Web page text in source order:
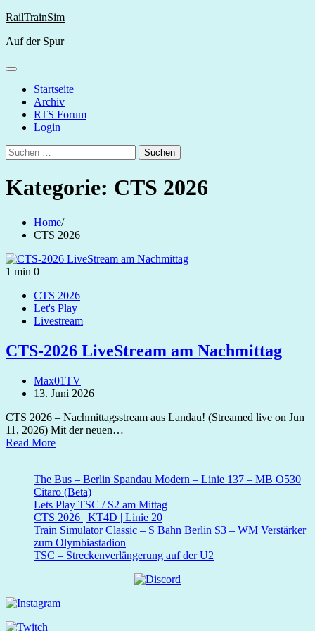
Skip
content
RailTrainSim
Auf der Spur
Startseite
Archiv
RTS Forum
Login
Suchen
nach:
Kategorie: CTS 2026
Home
CTS 2026
1 min 0
CTS 2026
Let's Play
Livestream
CTS-2026 LiveStream am Nachmittag
Max01TV
13. Juni 2026
CTS 2026 – Nachmittagsstream aus Landau! (Streamed live on Jun
11, 2026) Mit der neuen…
Read More
The Bus – Berlin Spandau Modern – Linie 137 – MB O530
Citaro (Beta)
Lets Play TSC / S2 am Mittag
CTS 2026 | KT4D | Linie 20
Train Simulator Classic – S Bahn Berlin S3 – WM Verstärker
zum Olymbiastadion
TSC – Streckenverlängerung auf der U2